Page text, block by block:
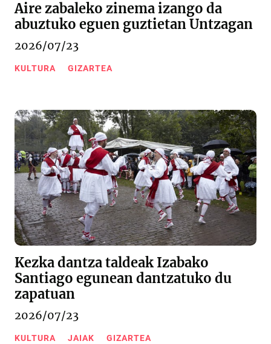
Aire zabaleko zinema izango da
abuztuko eguen guztietan Untzagan
2026/07/23
KULTURA GIZARTEA
Kezka dantza taldeak Izabako
Santiago egunean dantzatuko du
zapatuan
2026/07/23
KULTURA JAIAK GIZARTEA